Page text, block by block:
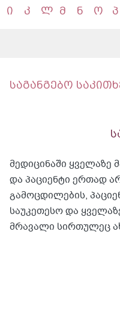
ი კ ლ მ ნ ო პ
საგანგებო
მედიცინაში ყველაზე
და პაციენტი ერთად
გამოცდილების,
საუკეთესო და
მრავალი სირთულეც